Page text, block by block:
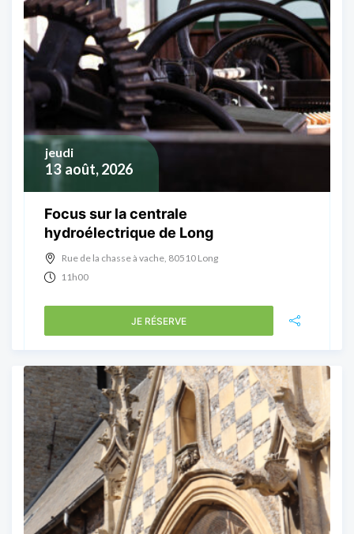
13 août, 2026
jeudi
Focus sur la centrale
hydroélectrique de Long
Rue de la chasse à vache, 80510 Long
11h00
JE RÉSERVE